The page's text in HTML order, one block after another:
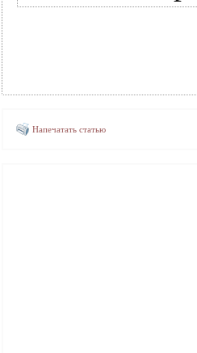
Напечатать статью